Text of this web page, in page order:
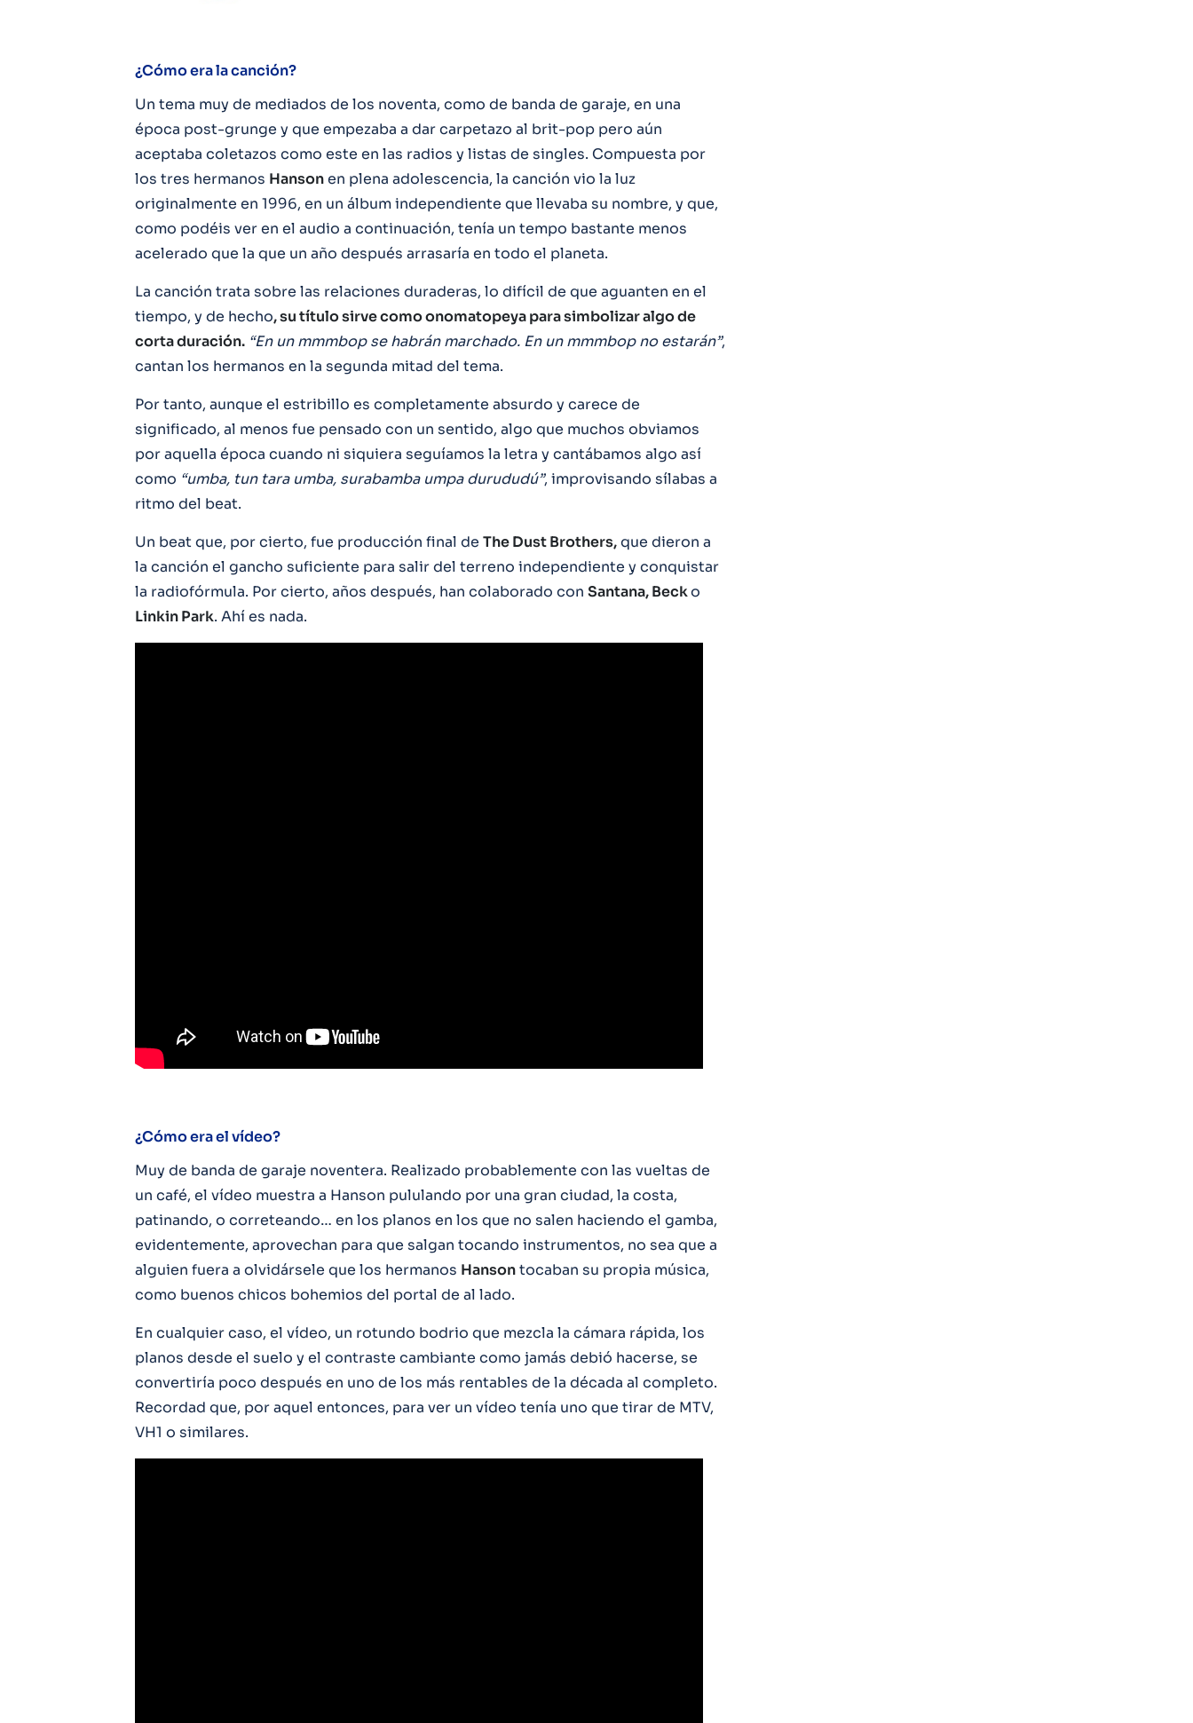
¿Cómo era la canción?
Un tema muy de mediados de los noventa, como de banda de garaje, en una
época post-grunge y que empezaba a dar carpetazo al brit-pop pero aún
aceptaba coletazos como este en las radios y listas de singles. Compuesta por
los tres hermanos Hansonen plena adolescencia, la canción vio la luz
originalmente en 1996, en un álbum independiente que llevaba su nombre, y que,
como podéis ver en el audio a continuación, tenía un tempo bastante menos
acelerado que la que un año después arrasaría en todo el planeta.
La canción trata sobre las relaciones duraderas, lo difícil de que aguanten en el
tiempo, y de hecho, su título sirve como onomatopeya para simbolizar algo de
corta duración. “En un mmmbop se habrán marchado. En un mmmbop no estarán”,
cantan los hermanos en la segunda mitad del tema.
Por tanto, aunque el estribillo es completamente absurdo y carece de
significado, al menos fue pensado con un sentido, algo que muchos obviamos
por aquella época cuando ni siquiera seguíamos la letra y cantábamos algo así
como “umba, tun tara umba, surabamba umpa durududú”, improvisando sílabas a
ritmo del beat.
Un beat que, por cierto, fue producción final de The Dust Brothers,que dieron a
la canción el gancho suficiente para salir del terreno independiente y conquistar
la radiofórmula. Por cierto, años después, han colaborado con Santana, Becko
Linkin Park. Ahí es nada.
¿Cómo era el vídeo?
Muy de banda de garaje noventera. Realizado probablemente con las vueltas de
un café, el vídeo muestra a Hanson pululando por una gran ciudad, la costa,
patinando, o correteando… en los planos en los que no salen haciendo el gamba,
evidentemente, aprovechan para que salgan tocando instrumentos, no sea que a
alguien fuera a olvidársele que los hermanos Hansontocaban su propia música,
como buenos chicos bohemios del portal de al lado.
En cualquier caso, el vídeo, un rotundo bodrio que mezcla la cámara rápida, los
planos desde el suelo y el contraste cambiante como jamás debió hacerse, se
convertiría poco después en uno de los más rentables de la década al completo.
Recordad que, por aquel entonces, para ver un vídeo tenía uno que tirar de MTV,
VH1 o similares.